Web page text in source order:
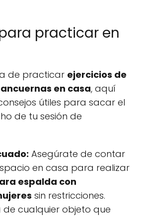
practicar en
de practicar ejercicios de
en casa, aquí
útiles para sacar el
de tu sesión de
Asegúrate de contar
en casa para realizar
espalda con
sin restricciones.
de cualquier objeto que